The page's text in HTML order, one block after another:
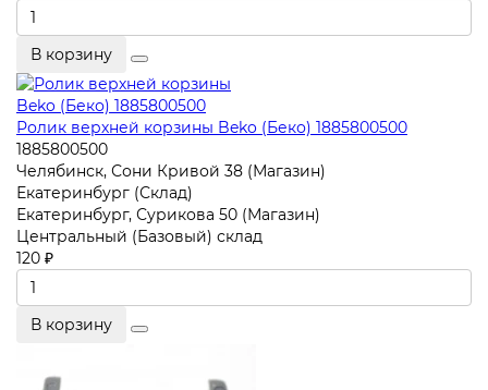
В корзину
Ролик верхней корзины Beko (Беко) 1885800500
1885800500
Челябинск, Сони Кривой 38 (Магазин)
Екатеринбург (Склад)
Екатеринбург, Сурикова 50 (Магазин)
Центральный (Базовый) склад
120 ₽
В корзину